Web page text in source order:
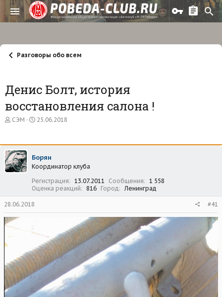
Разговоры обо всем
Денис Болт, история
восстановления салона !
А
о
р
т
е
СЭМ
Д
а
а
ч
л
а
25.06.2018
Борян
Координатор клуба
Регистрация
13.07.2011 Сообщения
1 558
Оценка реакций
816 Город Ленинград
28.06.2018 #41